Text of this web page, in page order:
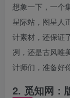
想象一下，一个
星际站，图星人
计素材，还保证
冽，还是古风唯
计师们，准备好
2. 觅知网：